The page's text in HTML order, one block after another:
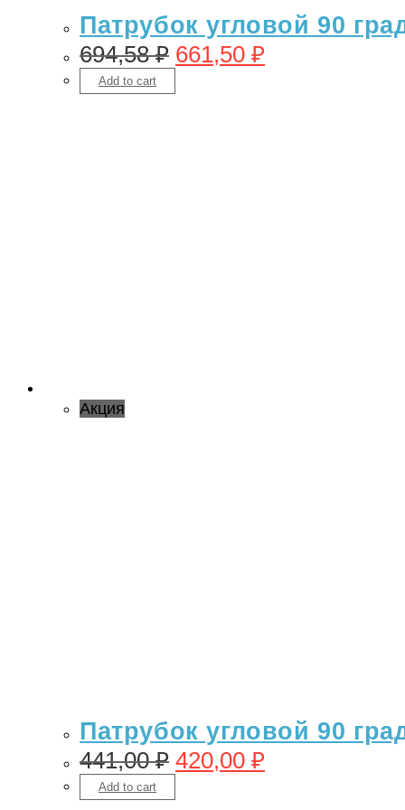
Патрубок угловой 90
694,58₽ 661,50 ₽
Add to cart
Акция
Патрубок угловой 90
441,00₽ 420,00 ₽
Add to cart